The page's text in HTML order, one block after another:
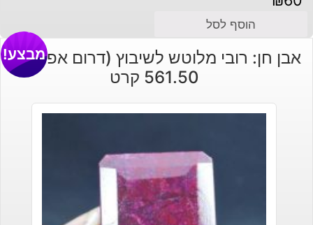
הוסף לסל
אבן חן: רובי מלוטש לשיבוץ (דרום אפריקה)
561.50 קרט
מבצע!